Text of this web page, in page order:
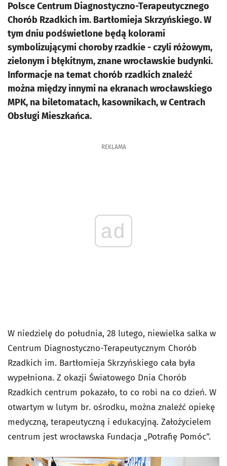
Polsce Centrum Diagnostyczno-Terapeutycznego
Chorób Rzadkich im. Bartłomieja Skrzyńskiego. W
tym dniu podświetlone będą kolorami
symbolizującymi choroby rzadkie - czyli różowym,
zielonym i błękitnym, znane wrocławskie budynki.
Informacje na temat chorób rzadkich znaleźć
można między innymi na ekranach wrocławskiego
MPK, na biletomatach, kasownikach, w Centrach
Obsługi Mieszkańca.
REKLAMA
ad
W niedzielę do południa, 28 lutego, niewielka salka w
Centrum Diagnostyczno-Terapeutycznym Chorób
Rzadkich im. Bartłomieja Skrzyńskiego cała była
wypełniona. Z okazji Światowego Dnia Chorób
Rzadkich centrum pokazało, to co robi na co dzień. W
otwartym w lutym br. ośrodku, można znaleźć opiekę
medyczną, terapeutyczną i edukacyjną. Założycielem
centrum jest wrocławska Fundacja „Potrafię Pomóc”.